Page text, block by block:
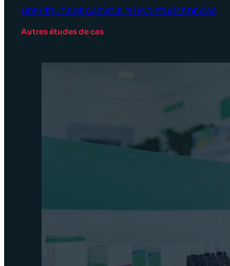
LIRE L’ÉTUDE DE CASVOIR PLUS D’ÉTUDES DE CAS
Autres études de cas